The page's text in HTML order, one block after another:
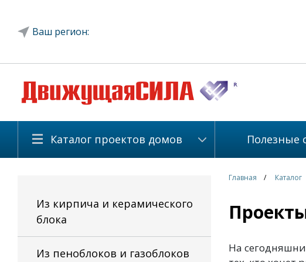
Ваш регион:
Каталог проектов домов Полезные
Из кирпича и керамического
блока
Из пеноблоков и газоблоков
Главная Каталог
На